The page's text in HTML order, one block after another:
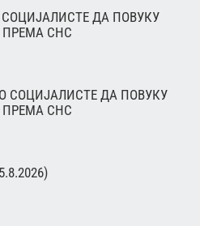
ДА ПОВУКУ
ПРЕМА СНС
СОЦИЈАЛИСТЕ ДА ПОВУКУ
ПРЕМА СНС